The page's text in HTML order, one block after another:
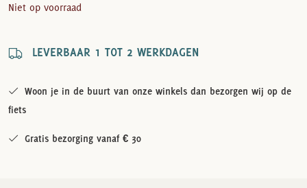
Niet op voorraad
LEVERBAAR 1 TOT 2 WERKDAGEN
Woon je in de buurt van onze winkels dan bezorgen wij op de
fiets
Gratis bezorging vanaf € 30